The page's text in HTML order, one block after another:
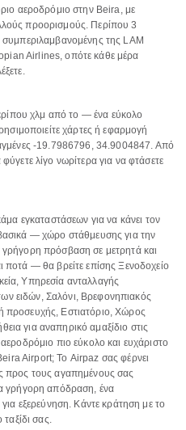
αεροδρόμιο στην Beira, με
προορισμούς. Περίπου 3
συμπεριλαμβανομένης της LAM
Airlines, οπότε κάθε μέρα
χλμ από το — ένα εύκολο
χάρτες ή εφαρμογή
-19.7986796, 34.9004847. Από
λίγο νωρίτερα για να φτάσετε
εγκαταστάσεων για να κάνει τον
— χώρο στάθμευσης για την
πρόσβαση σε μετρητά και
ποτά — θα βρείτε επίσης Ξενοδοχείο
Υπηρεσία ανταλλαγής
ειδών, Σαλόνι, Βρεφονηπιακός
προσευχής, Εστιατόριο, Χώρος
για αναπηρικό αμαξίδιο στις
πιο εύκολο και ευχάριστο
Beira Airport; Το Airpaz σας φέρνει
προς τους αγαπημένους σας
γρήγορη απόδραση, ένα
εξερεύνηση. Κάντε κράτηση με το
ταξίδι σας.